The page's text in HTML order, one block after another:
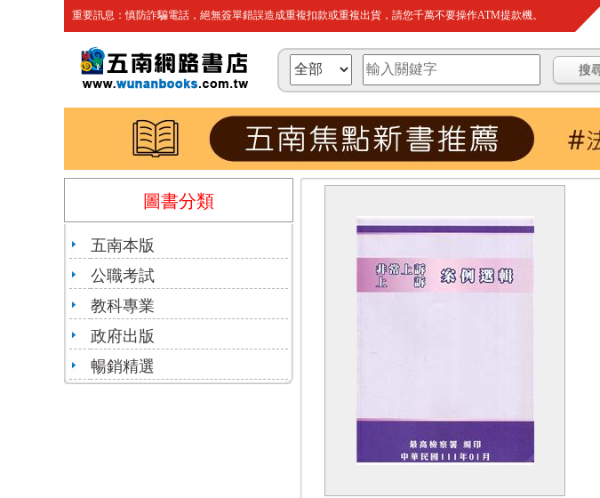
重要訊息：慎防詐騙電話，絕無簽單錯誤造成重複扣款或重複出貨，請您千萬不要操作ATM提款機。
圖書分類
五南本版
公職考試
教科專業
政府出版
暢銷精選